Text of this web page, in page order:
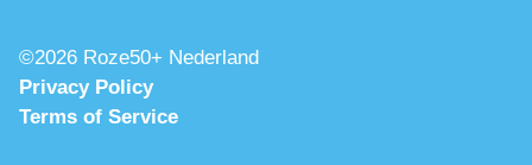
©2026 Roze50+ Nederland
Privacy Policy
Terms of Service